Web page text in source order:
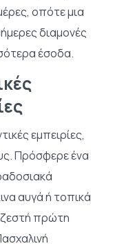
οπότε μια
διαμονές
έσοδα.
εμπειρίες,
Πρόσφερε ένα
αυγά ή τοπικά
ζεστή πρώτη